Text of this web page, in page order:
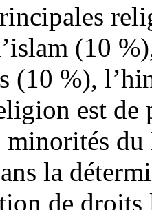
(10
(10 %),
est de
minorités
la
de droits